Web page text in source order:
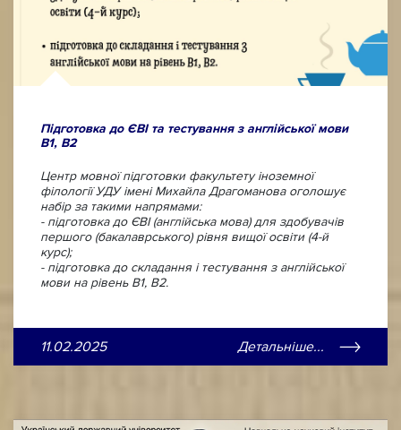
Підготовка до ЄВІ та тестування з англійської мови
B1, B2
Центр мовної підготовки факультету іноземної
філології УДУ імені Михайла Драгоманова оголошує
набір за такими напрямами:
- підготовка до ЄВІ (англійська мова) для здобувачів
першого (бакалаврського) рівня вищої освіти (4-й
курс);
- підготовка до складання і тестування з англійської
мови на рівень B1, B2.
11.02.2025 Детальніше...